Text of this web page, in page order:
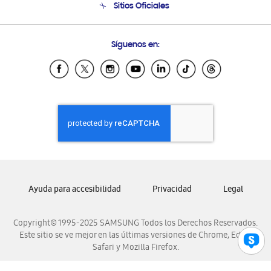
Condiciones de Compra
Soporte vía eMail
Sitios Oficiales
Samsung Ecuador
Samsung El Salvador
Samsung Honduras
Samsung Nicaragua
Samsung Panamá
Samsung Venezuela
Síguenos en:
Copyright© 1995-2025 SAMSUNG Todos los Derechos Reservados.
Este sitio se ve mejor en las últimas versiones de Chrome, Edge,
Safari y Mozilla Firefox.
Ayuda para accesibilidad Privacidad Legal